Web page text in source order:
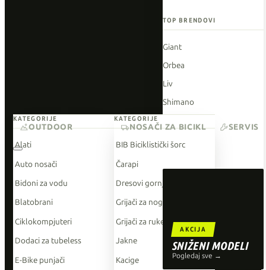
TOP BRENDOVI
Giant
Orbea
Liv
Shimano
O'Neal
AKCIJA
SNIŽENI MODELI
Pogledaj sve →
KATEGORIJE
Alati
Auto nosači
Bidoni za vodu
Blatobrani
Ciklokompjuteri
Dodaci za tubeless
E-Bike punjači
KATEGORIJE
BIB Biciklistički šorc
Čarapi
Dresovi gornji dio
Grijači za noge
Grijači za ruke
Jakne
Kacige
OUTDOOR NOSAČI ZA BICIKL SERVIS